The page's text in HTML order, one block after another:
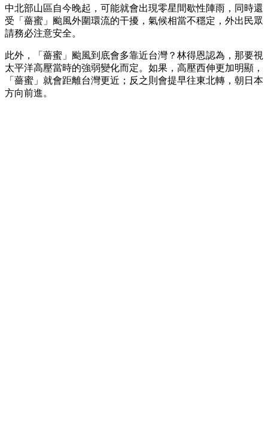
中北部山區自今晚起，可能就會出現零星間歇性陣雨，同時還
受「薔蜜」颱風外圍環流的干擾，氣候相當不穩定，外出民眾
請務必注意安全。
此外，「薔蜜」颱風到底會多靠近台灣？林得恩認為，那要視
太平洋高壓當時的強弱變化而定。如果，高壓西伸更加明顯，
「薔蜜」就會距離台灣更近；反之則會提早往東北轉，朝日本
方向前進。